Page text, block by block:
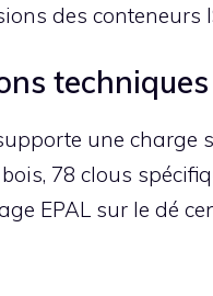
des conteneurs
techniques
une charge
78 clous
EPAL sur le dé